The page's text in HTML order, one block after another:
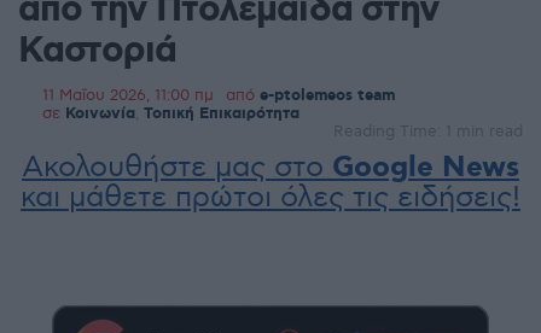
από την Πτολεμαΐδα στην
Καστοριά
11 Μαΐου 2026, 11:00 πμ από e-ptolemeos team
σε Κοινωνία Τοπική Επικαιρότητα
Reading Time: 1 min read
Ακολουθήστε μας στο Google News
και μάθετε πρώτοι όλες τις ειδήσεις!